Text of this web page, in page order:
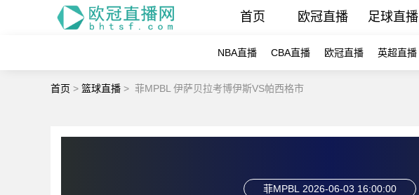
首页 欧冠直播 足球直播
NBA直播 CBA直播 欧冠直播 英超直播
首页 > 篮球直播 > 菲MPBL 伊萨贝拉考博伊斯VS帕西格市
菲MPBL 2026-06-03 16:00:00